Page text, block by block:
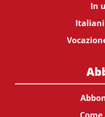
In